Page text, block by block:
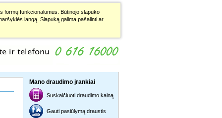
formų funkcionalumus. Būtinojo slapuko
langą. Slapuką galima pašalinti ar
Mano draudimo įrankiai
Suskaičiuoti draudimo kainą
Gauti pasiūlymą draustis